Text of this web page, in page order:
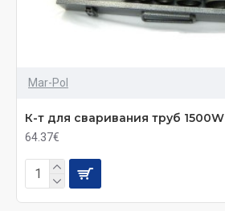
Mar-Pol
К-т для сваривания труб 1500W
64.37€